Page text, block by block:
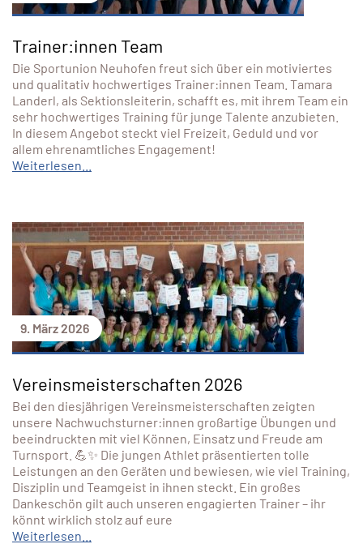
Trainer:innen Team
Die Sportunion Neuhofen freut sich über ein motiviertes
und qualitativ hochwertiges Trainer:innen Team. Tamara
Landerl, als Sektionsleiterin, schafft es, mit ihrem Team ein
sehr hochwertiges Training für junge Talente anzubieten.
In diesem Angebot steckt viel Freizeit, Geduld und vor
allem ehrenamtliches Engagement!
Weiterlesen...
9. März 2026
Vereinsmeisterschaften 2026
Bei den diesjährigen Vereinsmeisterschaften zeigten
unsere Nachwuchsturner:innen großartige Übungen und
beeindruckten mit viel Können, Einsatz und Freude am
Turnsport. 💪✨ Die jungen Athlet präsentierten tolle
Leistungen an den Geräten und bewiesen, wie viel Training,
Disziplin und Teamgeist in ihnen steckt. Ein großes
Dankeschön gilt auch unseren engagierten Trainer – ihr
könnt wirklich stolz auf eure
Weiterlesen...